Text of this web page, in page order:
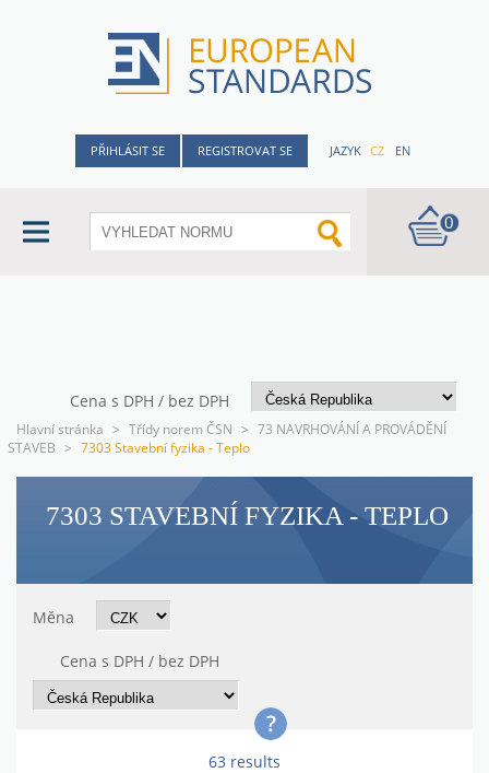
PŘIHLÁSIT SE REGISTROVAT SE JAZYK CZ EN
0
Cena s DPH / bez DPH
Hlavní stránka > Třídy norem ČSN > 73 NAVRHOVÁNÍ A PROVÁDĚNÍ
STAVEB > 7303 Stavební fyzika - Teplo
7303 STAVEBNÍ FYZIKA - TEPLO
Měna
Cena s DPH / bez DPH
63 results